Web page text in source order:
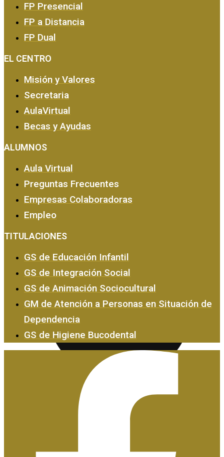
Certificados de Profesionalidad
FP Presencial
FP a Distancia
FP Dual
EL CENTRO
Misión y Valores
Secretaria
AulaVirtual
Becas y Ayudas
ALUMNOS
Aula Virtual
Preguntas Frecuentes
Empresas Colaboradoras
Empleo
TITULACIONES
GS de Educación Infantil
GS de Integración Social
GS de Animación Sociocultural
GM de Atención a Personas en Situación de
Dependencia
GS de Higiene Bucodental